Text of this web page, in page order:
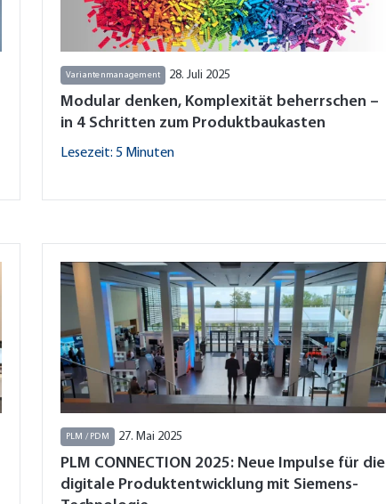
Variantenmanagement 28. Juli 2025
Modular denken, Komplexität beherrschen –
in 4 Schritten zum Produktbaukasten
Lesezeit: 5 Minuten
PLM / PDM 27. Mai 2025
PLM CONNECTION 2025: Neue Impulse für die
digitale Produktentwicklung mit Siemens-